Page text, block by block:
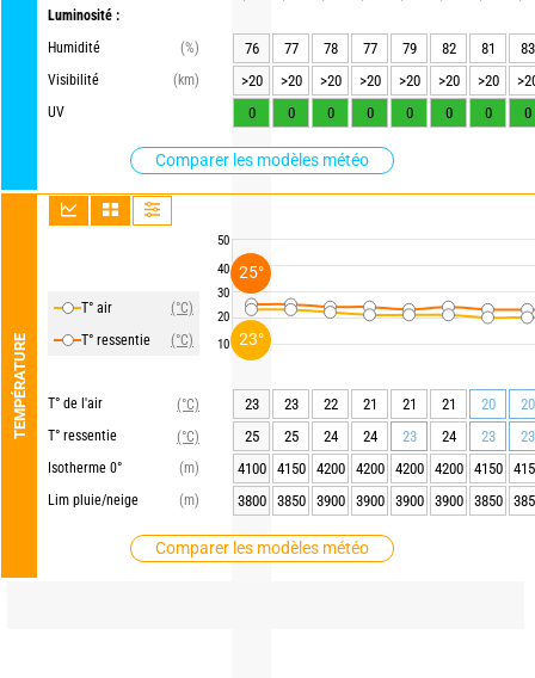
Luminosité :
Humidité
(%)
Visibilité
(km)
UV
Comparer les modèles météo
TEMPÉRATURE
T° air
(°C)
T° ressentie
(°C)
T° de l'air
(°C)
T° ressentie
(°C)
Isotherme 0°
(m)
Lim pluie/neige
(m)
Comparer les modèles météo
50
40
30
20
10
76 77 78 77 79 82 81
83
>20
>20 >20 >20 >20 >20 >20
0
0 0 0 0 0 0 0
23 23 22 21 21 21 20
20
25
25 24 24 23 24 23
23
4100
4150 4200 4200 4200 4200 4150
3800
3850 3900 3900 3900 3900 3850
23°
25°